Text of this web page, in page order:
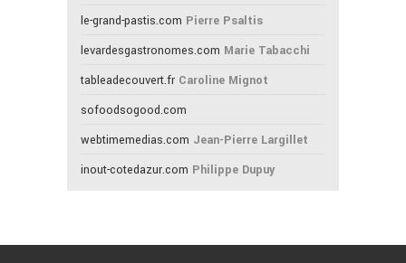
le-grand-pastis.com Pierre Psaltis
levardesgastronomes.com Marie Tabacchi
tableadecouvert.fr Caroline Mignot
sofoodsogood.com
webtimemedias.com Jean-Pierre Largillet
inout-cotedazur.com Philippe Dupuy